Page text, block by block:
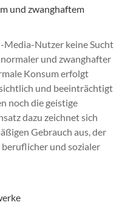
und zwanghaftem
Media-Nutzer keine Sucht
und zwanghafter
Konsum erfolgt
und beeinträchtigt
noch die geistige
dazu zeichnet sich
Gebrauch aus, der
und sozialer